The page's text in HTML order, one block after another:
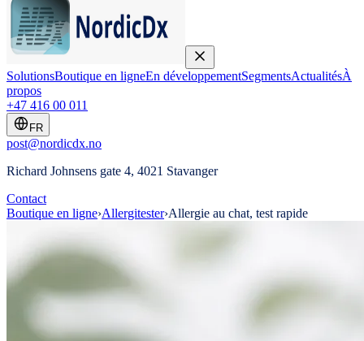
SolutionsBoutique en ligneEn développementSegmentsActualitésÀ
propos
+47 416 00 011
FR
post@nordicdx.no
Richard Johnsens gate 4, 4021 Stavanger
Contact
Boutique en ligne›Allergitester›Allergie au chat, test rapide